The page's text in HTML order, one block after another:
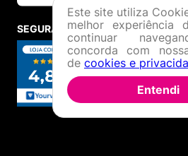
SEGURANÇA E CREDIBILIDADE
Este site utiliza
melhor experiência
continuar
concorda com
de cookies e
Entendi